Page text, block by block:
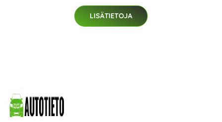
LISÄTIETOJA